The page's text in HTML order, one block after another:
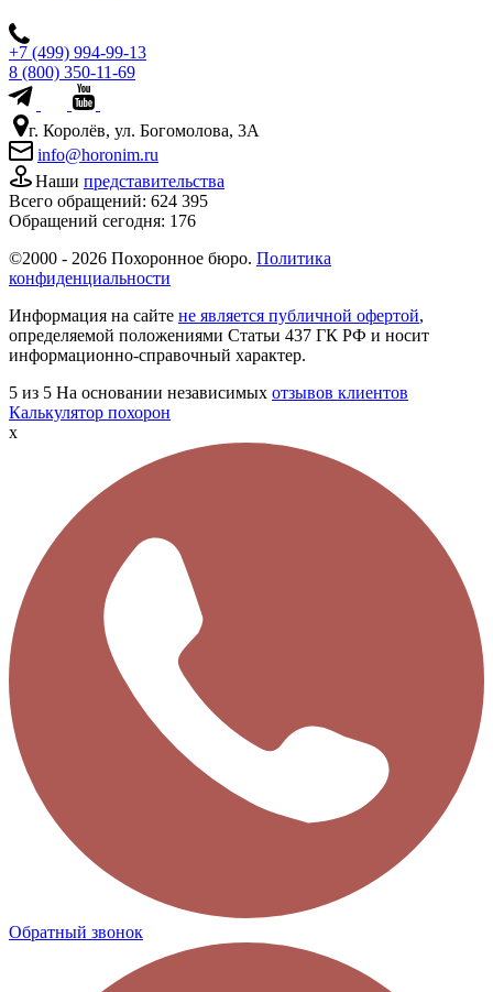
+7 (499) 994-99-13
8 (800) 350-11-69
г. Королёв, ул. Богомолова, 3А
info@horonim.ru
Наши представительства
Всего обращений: 624 395
Обращений сегодня: 176
©2000 - 2026 Похоронное бюро. Политика
конфиденциальности
Информация на сайте не является публичной офертой,
определяемой положениями Статьи 437 ГК РФ и носит
информационно-справочный характер.
5 из 5 На основании независимых отзывов клиентов
Калькулятор похорон
x
Обратный звонок